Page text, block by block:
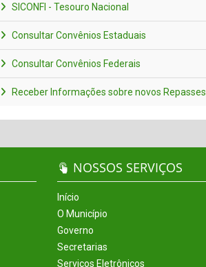
SICONFI - Tesouro Nacional
Consultar Convênios Estaduais
Consultar Convênios Federais
Receber Informações sobre novos Repasses
NOSSOS SERVIÇOS
Início
O Município
Governo
Secretarias
Serviços Eletrônicos